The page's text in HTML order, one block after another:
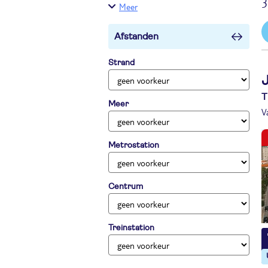
Meer
Afstanden
Strand
Meer
Metrostation
Centrum
Treinstation